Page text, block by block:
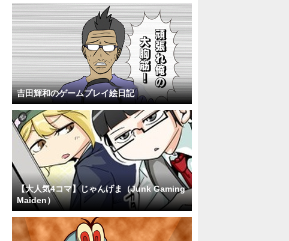
吉田輝和のゲームプレイ絵日記
【大人気4コマ】じゃんげま（Junk Gaming
Maiden）